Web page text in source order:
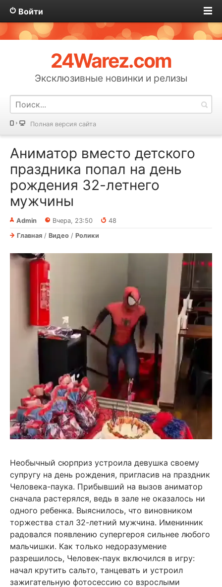
Войти
24Warez.com
Эксклюзивные новинки и релизы
Полная версия сайта
Аниматор вместо детского
праздника попал на день
рождения 32-летнего
мужчины
Admin Вчера, 23:50
48
Главная / Видео / Ролики
Необычный сюрприз устроила девушка своему
супругу на день рождения, пригласив на праздник
Человека-паука. Прибывший на вызов аниматор
сначала растерялся, ведь в зале не оказалось ни
одного ребенка. Выяснилось, что виновником
торжества стал 32-летний мужчина. Именинник
радовался появлению супергероя сильнее любого
мальчишки. Как только недоразумение
разрешилось, Человек-паук включился в игру:
начал крутить сальто, танцевать и устроил
зажигательную фотосессию со взрослыми